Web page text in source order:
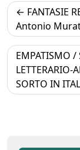
articoli
FANTASIE
Antonio
EMPATISMO
LETTERARIO-
SORTO IN